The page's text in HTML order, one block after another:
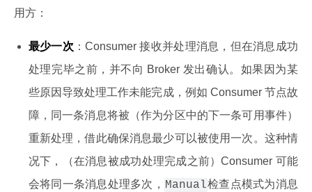
用方：
最少一次 ：Consumer 接收并处理消息，但在消息成功
处理完毕之前，并不向 Broker 发出确认。如果因为某
些原因导致处理工作未能完成，例如 Consumer 节点故
障，同一条消息将被（作为分区中的下一条可用事件）
重新处理，借此确保消息最少可以被使用一次。这种情
况下，（在消息被成功处理完成之前）Consumer 可能
会将同一条消息处理多次， Manual检查点模式为消息